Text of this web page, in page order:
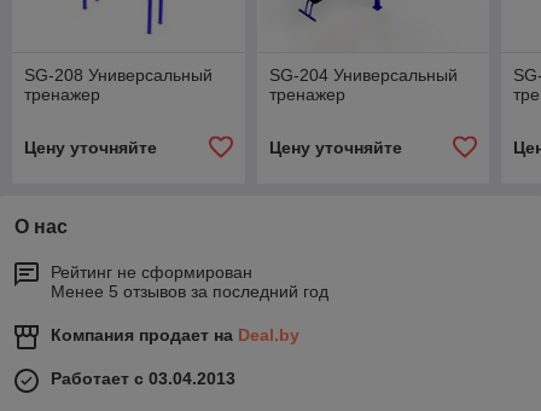
SG-208 Универсальный
тренажер
Цену уточняйте
SG-204 Универсальный
тренажер
Цену уточняйте
О нас
Рейтинг не сформирован
Менее 5 отзывов за последний год
Компания продает на Deal.by
Работает с 03.04.2013